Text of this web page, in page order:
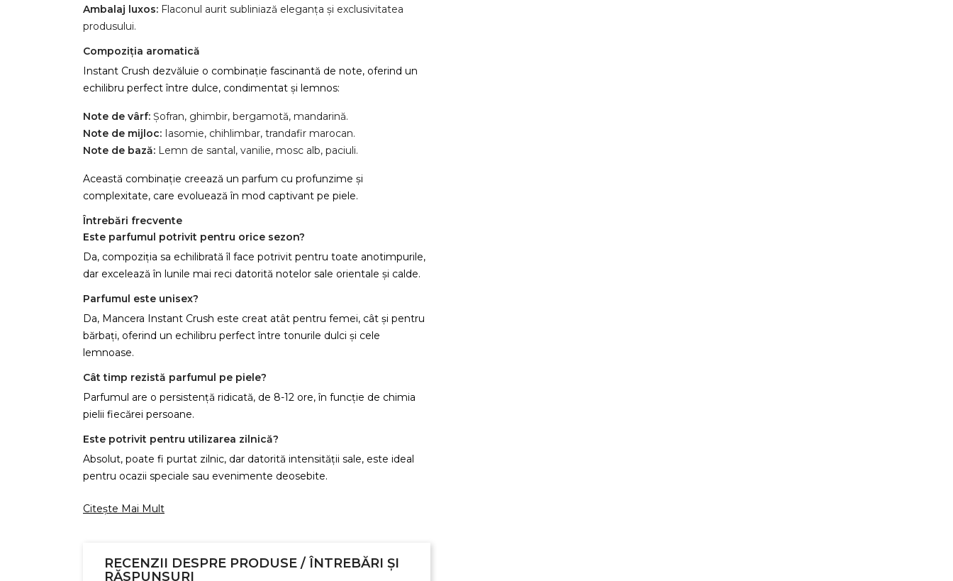
Ambalaj luxos: Flaconul aurit subliniază eleganța și exclusivitatea
produsului.
Compoziția aromatică
Instant Crush dezvăluie o combinație fascinantă de note, oferind un
echilibru perfect între dulce, condimentat și lemnos:
Note de vârf: Șofran, ghimbir, bergamotă, mandarină.
Note de mijloc: Iasomie, chihlimbar, trandafir marocan.
Note de bază: Lemn de santal, vanilie, mosc alb, paciuli.
Această combinație creează un parfum cu profunzime și
complexitate, care evoluează în mod captivant pe piele.
Întrebări frecvente
Este parfumul potrivit pentru orice sezon?
Da, compoziția sa echilibrată îl face potrivit pentru toate anotimpurile,
dar excelează în lunile mai reci datorită notelor sale orientale și calde.
Parfumul este unisex?
Da, Mancera Instant Crush este creat atât pentru femei, cât și pentru
bărbați, oferind un echilibru perfect între tonurile dulci și cele
lemnoase.
Cât timp rezistă parfumul pe piele?
Parfumul are o persistență ridicată, de 8-12 ore, în funcție de chimia
pielii fiecărei persoane.
Este potrivit pentru utilizarea zilnică?
Absolut, poate fi purtat zilnic, dar datorită intensității sale, este ideal
pentru ocazii speciale sau evenimente deosebite.
Citește Mai Mult
RECENZII DESPRE PRODUSE / ÎNTREBĂRI ȘI
RĂSPUNSURI
Numele listei de dorinte